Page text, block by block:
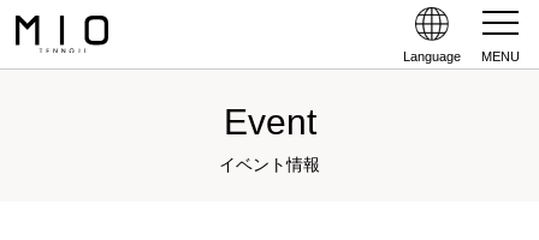
Language MENU
Event
イベント情報